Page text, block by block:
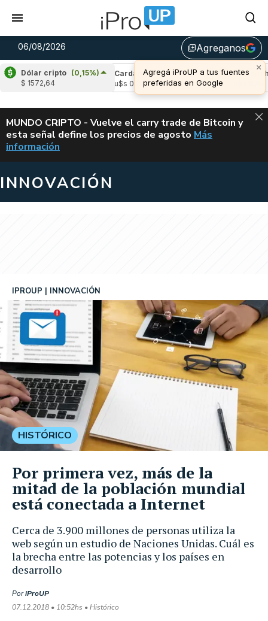
06/08/2026 library_addAgreganos
×
Agregá iProUP a tus fuentes
preferidas en Google
Dólar cripto (0,15%)
$ 1572,64
(-3,27%)
Cardano
(5,93%)
u$s 0,20
Avalanche
u$s 6,45
ALERTA
MUNDO CRIPTO - Vuelve el carry trade de Bitcoin y
esta señal define los precios de agosto VUELVE EL
Más
información
INNOVACIÓN
Cerca de 3.900 millones de personas utiliza la
web según un estudio de Naciones Unidas. Cuál es
la brecha entre las potencias y los países en
desarrollo
IPROUP INNOVACIÓN
PoriProUP
07.12.2018 • 10:52hs • Histórico
HISTÓRICO
Por primera vez, más de la
mitad de la población mundial
está conectada a Internet